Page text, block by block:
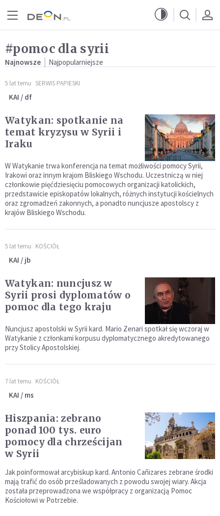
#pomoc dla syrii
Najnowsze Najpopularniejsze
5 lat temu SERWIS PAPIESKI
KAI / df
Watykan: spotkanie na
temat kryzysu w Syrii i
Iraku
W Watykanie trwa konferencja na temat możliwości pomocy Syrii,
Irakowi oraz innym krajom Bliskiego Wschodu. Uczestniczą w niej
członkowie pięćdziesięciu pomocowych organizacji katolickich,
przedstawicie episkopatów lokalnych, różnych instytucji kościelnych
oraz zgromadzeń zakonnych, a ponadto nuncjusze apostolscy z
krajów Bliskiego Wschodu.
5 lat temu KOŚCIÓŁ
KAI / jb
Watykan: nuncjusz w
Syrii prosi dyplomatów o
pomoc dla tego kraju
Nuncjusz apostolski w Syrii kard. Mario Zenari spotkał się wczoraj w
Watykanie z członkami korpusu dyplomatycznego akredytowanego
przy Stolicy Apostolskiej.
7 lat temu KOŚCIÓŁ
KAI / ms
Hiszpania: zebrano
ponad 100 tys. euro
pomocy dla chrześcijan
w Syrii
Jak poinformował arcybiskup kard. Antonio Cañizares zebrane środki
mają trafić do osób prześladowanych z powodu swojej wiary. Akcja
została przeprowadzona we współpracy z organizacją Pomoc
Kościołowi w Potrzebie.